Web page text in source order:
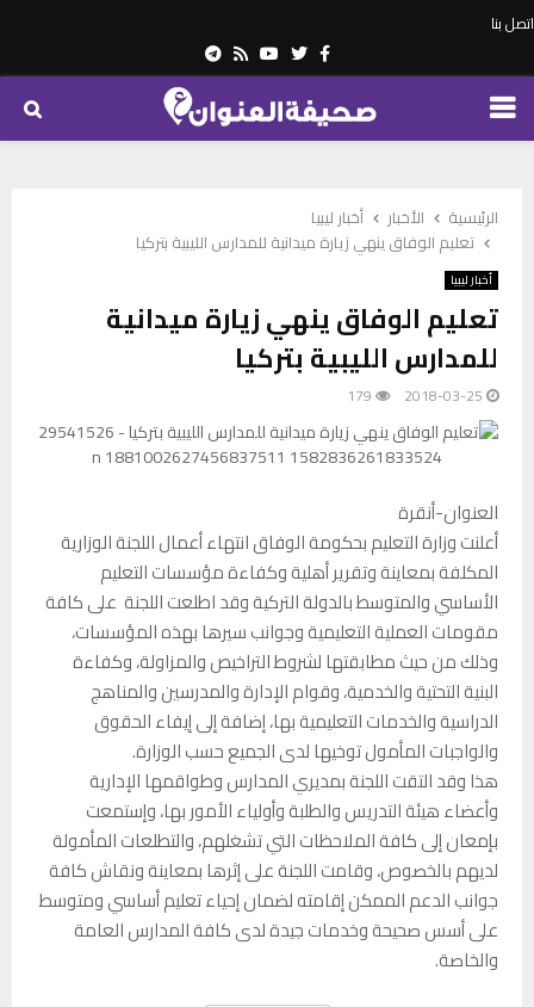
اتصل بنا
Facebook
Twitter
Youtube
Rss
Telegram
PRIMARY
الرئيسية الأخبار
أخبار ليبيا
تعليم الوفاق ينهي زيارة ميدانية للمدارس الليبية بتركيا
أخبار ليبيا
تعليم الوفاق ينهي زيارة ميدانية
للمدارس الليبية بتركيا
2018-03-25
179
العنوان-أنقرة
أعلنت وزارة التعليم بحكومة الوفاق انتهاء أعمال اللجنة الوزارية
المكلفة بمعاينة وتقرير أهلية وكفاءة مؤسسات التعليم
الأساسي والمتوسط بالدولة التركية وقد اطلعت اللجنة على كافة
مقومات العملية التعليمية وجوانب سيرها بهذه المؤسسات،
وذلك من حيث مطابقتها لشروط التراخيص والمزاولة، وكفاءة
البنية التحتية والخدمية، وقوام الإدارة والمدرسين والمناهج
الدراسية والخدمات التعليمية بها، إضافة إلى إيفاء الحقوق
والواجبات المأمول توخيها لدى الجميع حسب الوزارة.
هذا وقد التقت اللجنة بمديري المدارس وطواقمها الإدارية
وأعضاء هيئة التدريس والطلبة وأولياء الأمور بها، وإستمعت
بإمعان إلى كافة الملاحظات التي تشغلهم، والتطلعات المأمولة
لديهم بالخصوص، وقامت اللجنة على إثرها بمعاينة ونقاش كافة
جوانب الدعم الممكن إقامته لضمان إحياء تعليم أساسي ومتوسط
على أسس صحيحة وخدمات جيدة لدى كافة المدارس العامة
والخاصة.